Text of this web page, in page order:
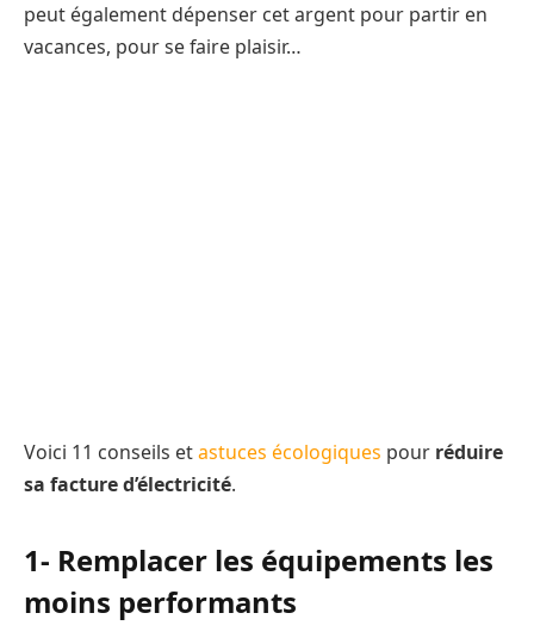
peut également dépenser cet argent pour partir en
vacances, pour se faire plaisir…
Voici 11 conseils etastuces écologiques pour réduire
sa facture d’électricité.
1- Remplacer les équipements les
moins performants